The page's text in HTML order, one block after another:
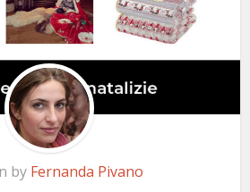
by Fernanda Pivano